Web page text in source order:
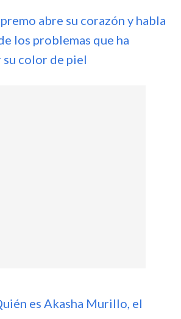
abre su corazón y habla
los problemas que ha
color de piel
es Akasha Murillo, el